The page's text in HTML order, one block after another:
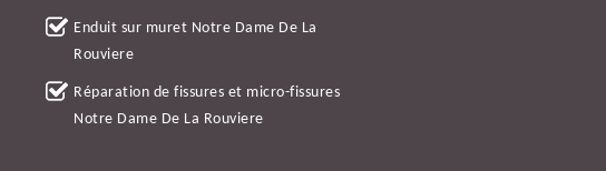
Enduit sur muret Notre Dame De La
Rouviere
Réparation de fissures et micro-fissures
Notre Dame De La Rouviere